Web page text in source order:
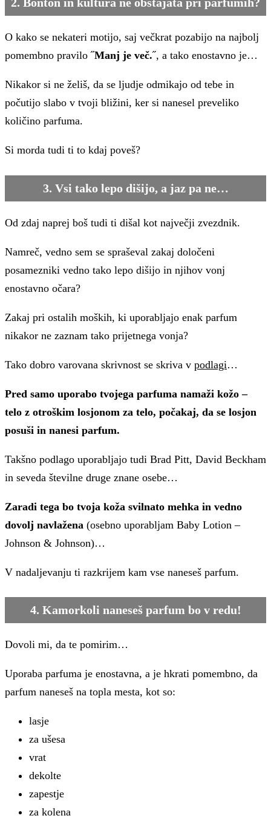
O kako se nekateri motijo, saj večkrat pozabijo na najbolj
pomembno pravilo ˝Manj je več.˝, a tako enostavno je…
Nikakor si ne želiš, da se ljudje odmikajo od tebe in
počutijo slabo v tvoji bližini, ker si nanesel preveliko
količino parfuma.
Si morda tudi ti to kdaj poveš?
3. Vsi tako lepo dišijo, a jaz pa ne…
Od zdaj naprej boš tudi ti dišal kot največji zvezdnik.
Namreč, vedno sem se spraševal zakaj določeni
posamezniki vedno tako lepo dišijo in njihov vonj
enostavno očara?
Zakaj pri ostalih moških, ki uporabljajo enak parfum
nikakor ne zaznam tako prijetnega vonja?
Tako dobro varovana skrivnost se skriva v podlagi…
Pred samo uporabo tvojega parfuma namaži kožo –
telo z otroškim losjonom za telo, počakaj, da se losjon
posuši in nanesi parfum.
Takšno podlago uporabljajo tudi Brad Pitt, David Beckham
in seveda številne druge znane osebe…
Zaradi tega bo tvoja koža svilnato mehka in vedno
dovolj navlažena (osebno uporabljam Baby Lotion –
Johnson & Johnson)…
V nadaljevanju ti razkrijem kam vse naneseš parfum.
4. Kamorkoli naneseš parfum bo v redu!
Dovoli mi, da te pomirim…
Uporaba parfuma je enostavna, a je hkrati pomembno, da
parfum naneseš na topla mesta, kot so:
lasje
za ušesa
vrat
dekolte
zapestje
za kolena